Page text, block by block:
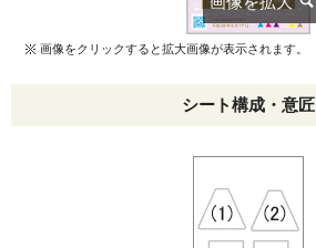
画像をクリックすると拡大画像が表示されます。
シート構成・意匠